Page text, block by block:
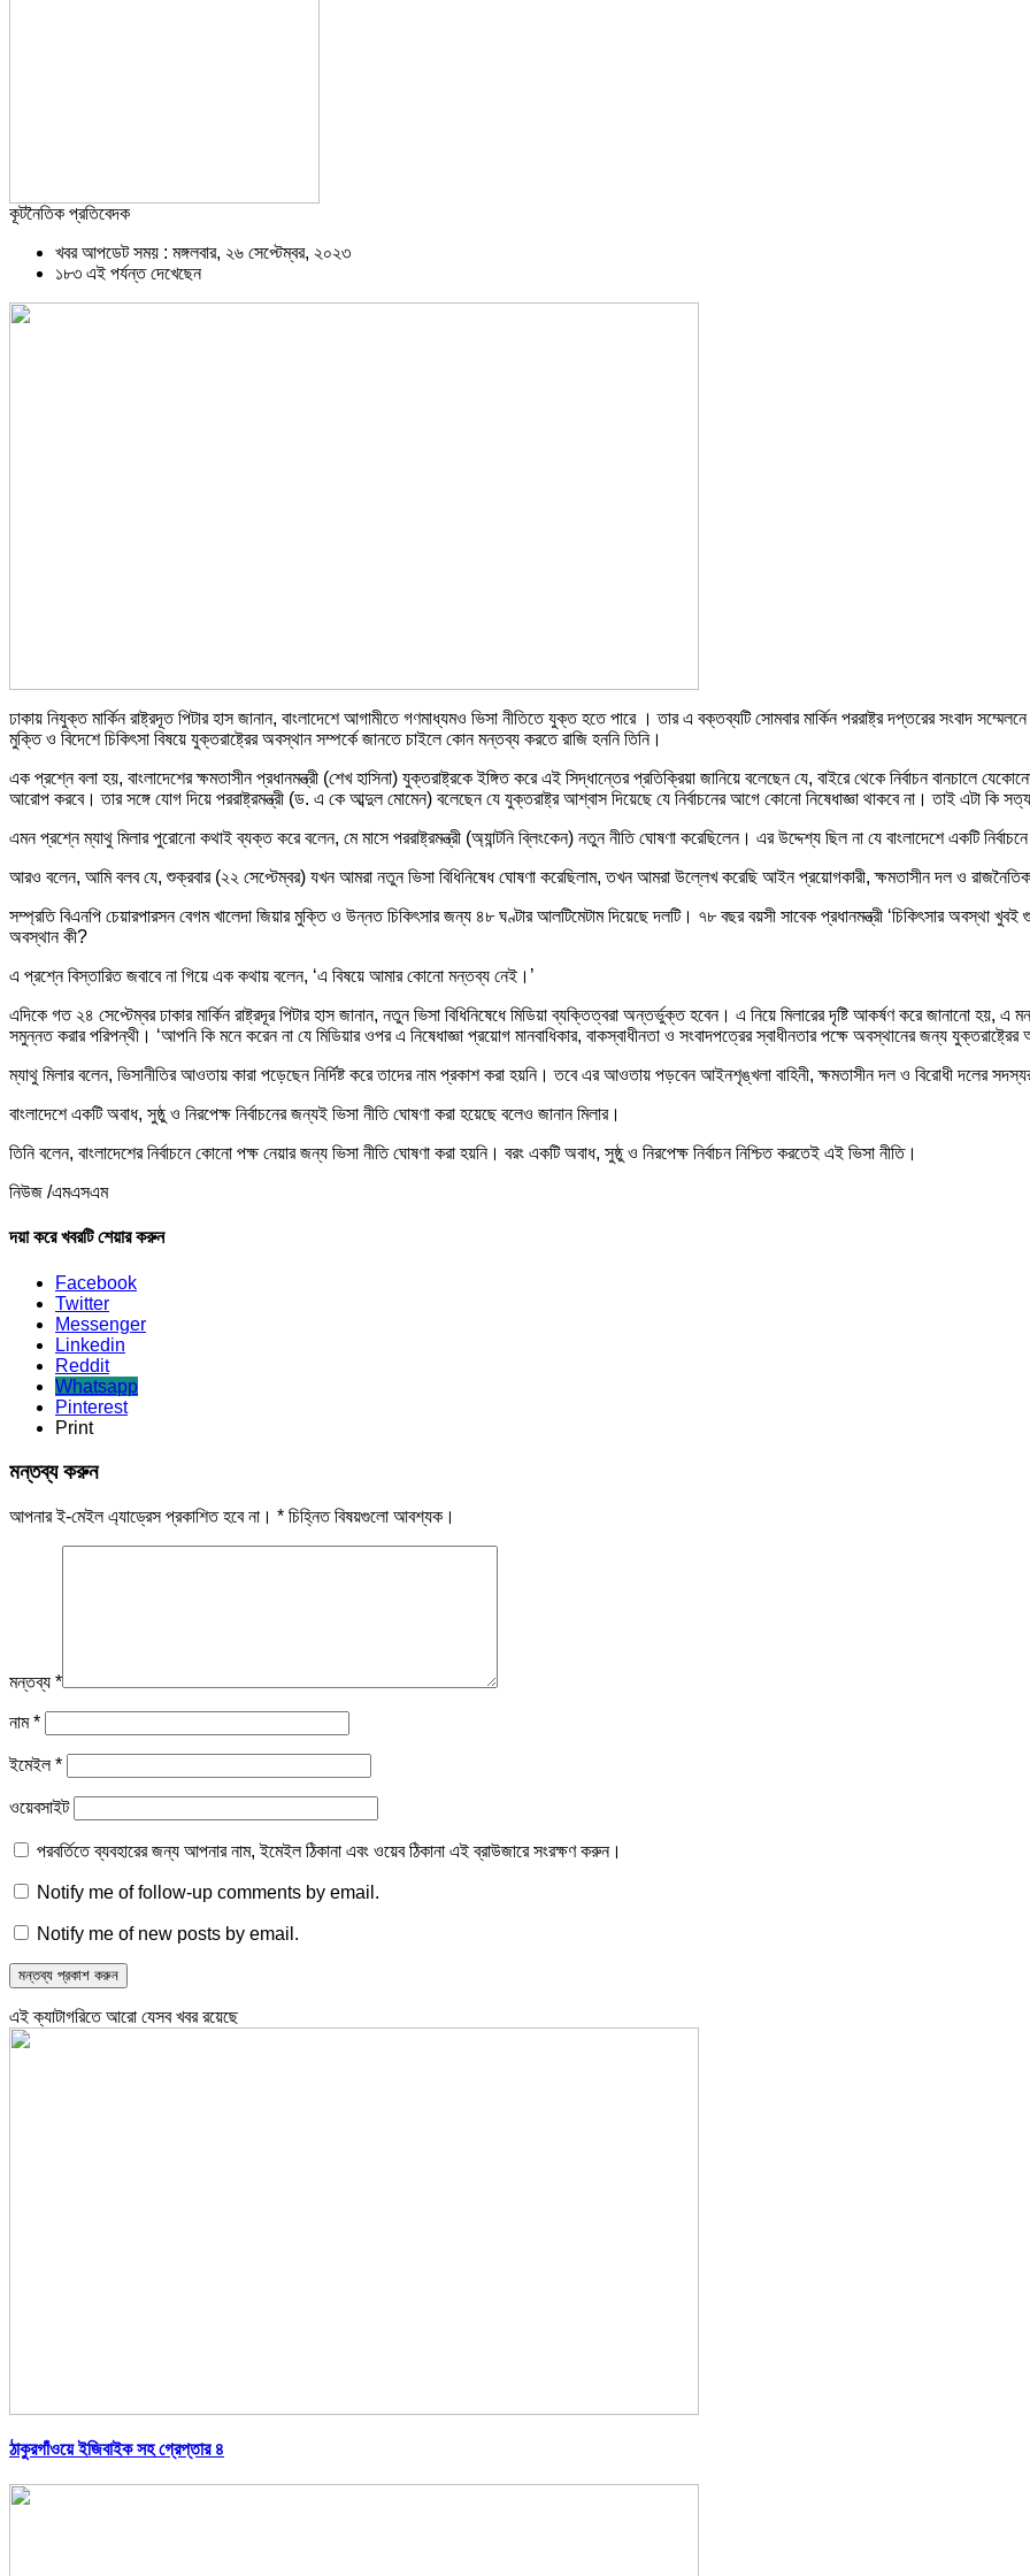
কূটনৈতিক প্রতিবেদক
খবর আপডেট সময় : মঙ্গলবার, ২৬ সেপ্টেম্বর, ২০২৩
১৮৩ এই পর্যন্ত দেখেছেন
ঢাকায় নিযুক্ত মার্কিন রাষ্ট্রদূত পিটার হাস জানান, বাংলাদেশে আগামীতে গণমাধ্যমও ভিসা নীতিতে যুক্ত হতে পারে । তার এ বক্তব্যটি সোমবার মার্কিন পররাষ্ট্র দপ্তরের সংবাদ
মুক্তি ও বিদেশে চিকিৎসা বিষয়ে যুক্তরাষ্ট্রের অবস্থান সম্পর্কে জানতে চাইলে কোন মন্তব্য করতে রাজি হননি তিনি।
এক প্রশ্নে বলা হয়, বাংলাদেশের ক্ষমতাসীন প্রধানমন্ত্রী (শেখ হাসিনা) যুক্তরাষ্ট্রকে ইঙ্গিত করে এই সিদ্ধান্তের প্রতিক্রিয়া জানিয়ে বলেছেন যে, বাইরে থেকে নির্বাচন বানচালে
আরোপ করবে। তার সঙ্গে যোগ দিয়ে পররাষ্ট্রমন্ত্রী (ড. এ কে আব্দুল মোমেন) বলেছেন যে যুক্তরাষ্ট্র আশ্বাস দিয়েছে যে নির্বাচনের আগে কোনো নিষেধাজ্ঞা থাকবে না। তাই এটা কি
এমন প্রশ্নে ম্যাথু মিলার পুরোনো কথাই ব্যক্ত করে বলেন, মে মাসে পররাষ্ট্রমন্ত্রী (অ্যান্টনি ব্লিংকেন) নতুন নীতি ঘোষণা করেছিলেন। এর উদ্দেশ্য ছিল না যে বাংলাদেশে একটি
আরও বলেন, আমি বলব যে, শুক্রবার (২২ সেপ্টেম্বর) যখন আমরা নতুন ভিসা বিধিনিষেধ ঘোষণা করেছিলাম, তখন আমরা উল্লেখ করেছি আইন প্রয়োগকারী, ক্ষমতাসীন দল ও
সম্প্রতি বিএনপি চেয়ারপারসন বেগম খালেদা জিয়ার মুক্তি ও উন্নত চিকিৎসার জন্য ৪৮ ঘণ্টার আলটিমেটাম দিয়েছে দলটি। ৭৮ বছর বয়সী সাবেক প্রধানমন্ত্রী ‘চিকিৎসার অবস্থা
অবস্থান কী?
এ প্রশ্নে বিস্তারিত জবাবে না গিয়ে এক কথায় বলেন, ‘এ বিষয়ে আমার কোনো মন্তব্য নেই।’
এদিকে গত ২৪ সেপ্টেম্বর ঢাকার মার্কিন রাষ্ট্রদূর পিটার হাস জানান, নতুন ভিসা বিধিনিষেধে মিডিয়া ব্যক্তিত্বরা অন্তর্ভুক্ত হবেন। এ নিয়ে মিলারের দৃষ্টি আকর্ষণ করে জানানো হয়,
সমুন্নত করার পরিপন্থী। ‘আপনি কি মনে করেন না যে মিডিয়ার ওপর এ নিষেধাজ্ঞা প্রয়োগ মানবাধিকার, বাকস্বাধীনতা ও সংবাদপত্রের স্বাধীনতার পক্ষে অবস্থানের জন্য যুক্তরাষ্ট্রের
ম্যাথু মিলার বলেন, ভিসানীতির আওতায় কারা পড়েছেন নির্দিষ্ট করে তাদের নাম প্রকাশ করা হয়নি। তবে এর আওতায় পড়বেন আইনশৃঙ্খলা বাহিনী, ক্ষমতাসীন দল ও বিরোধী দলের
বাংলাদেশে একটি অবাধ, সুষ্ঠু ও নিরপেক্ষ নির্বাচনের জন্যই ভিসা নীতি ঘোষণা করা হয়েছে বলেও জানান মিলার।
তিনি বলেন, বাংলাদেশের নির্বাচনে কোনো পক্ষ নেয়ার জন্য ভিসা নীতি ঘোষণা করা হয়নি। বরং একটি অবাধ, সুষ্ঠু ও নিরপেক্ষ নির্বাচন নিশ্চিত করতেই এই ভিসা নীতি।
নিউজ /এমএসএম
দয়া করে খবরটি শেয়ার করুন
Facebook
Twitter
Messenger
Linkedin
Reddit
Whatsapp
Pinterest
Print
মন্তব্য করুন
আপনার ই-মেইল এ্যাড্রেস প্রকাশিত হবে না। * চিহ্নিত বিষয়গুলো আবশ্যক।
মন্তব্য *
নাম*
ইমেইল*
ওয়েবসাইট
পরবর্তিতে ব্যবহারের জন্য আপনার নাম, ইমেইল ঠিকানা এবং ওয়েব ঠিকানা এই ব্রাউজারে সংরক্ষণ করুন।
Notify me of follow-up comments by email.
Notify me of new posts by email.
এই ক্যাটাগরিতে আরো যেসব খবর রয়েছে
ঠাকুরগাঁওয়ে ইজিবাইক সহ গ্রেপ্তার ৪